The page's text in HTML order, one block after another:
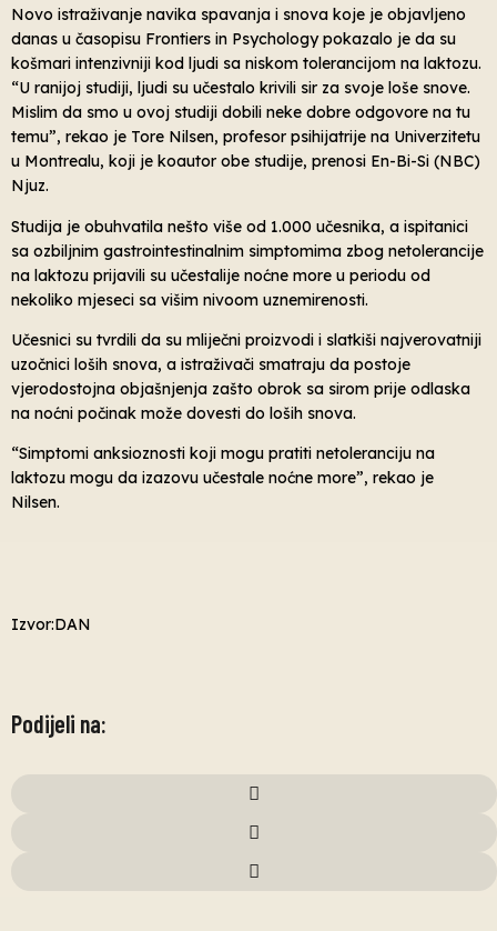
Novo istraživanje navika spavanja i snova koje je objavljeno
danas u časopisu Frontiers in Psychology pokazalo je da su
košmari intenzivniji kod ljudi sa niskom tolerancijom na laktozu.
“U ranijoj studiji, ljudi su učestalo krivili sir za svoje loše snove.
Mislim da smo u ovoj studiji dobili neke dobre odgovore na tu
temu”, rekao je Tore Nilsen, profesor psihijatrije na Univerzitetu
u Montrealu, koji je koautor obe studije, prenosi En-Bi-Si (NBC)
Njuz.
Studija je obuhvatila nešto više od 1.000 učesnika, a ispitanici
sa ozbiljnim gastrointestinalnim simptomima zbog netolerancije
na laktozu prijavili su učestalije noćne more u periodu od
nekoliko mjeseci sa višim nivoom uznemirenosti.
Učesnici su tvrdili da su mliječni proizvodi i slatkiši najverovatniji
uzočnici loših snova, a istraživači smatraju da postoje
vjerodostojna objašnjenja zašto obrok sa sirom prije odlaska
na noćni počinak može dovesti do loših snova.
“Simptomi anksioznosti koji mogu pratiti netoleranciju na
laktozu mogu da izazovu učestale noćne more”, rekao je
Nilsen.
Izvor:DAN
Podijeli na: